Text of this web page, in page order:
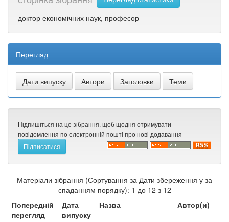
доктор економічних наук, професор
Перегляд
Підпишіться на це зібрання, щоб щодня отримувати
повідомлення по електронній пошті про нові додавання
Матеріали зібрання (Сортування за Дати збереження у за
спаданням порядку): 1 до 12 з 12
Попередній
перегляд
Дата
випуску
Назва Автор(и)